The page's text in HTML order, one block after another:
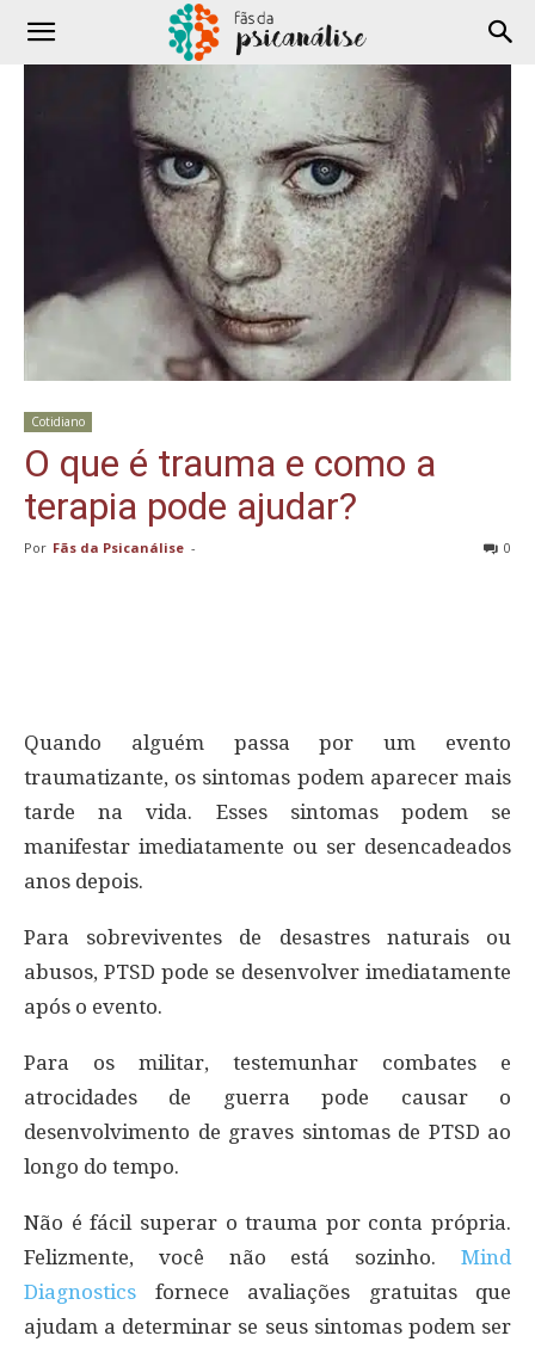
Cotidiano
O que é trauma e como a
terapia pode ajudar?
Por Fãs da Psicanálise - 0
Quando alguém passa por um evento
traumatizante, os sintomas podem aparecer mais
tarde na vida. Esses sintomas podem se
manifestar imediatamente ou ser desencadeados
anos depois.
Para sobreviventes de desastres naturais ou
abusos, PTSD pode se desenvolver imediatamente
após o evento.
Para os militar, testemunhar combates e
atrocidades de guerra pode causar o
desenvolvimento de graves sintomas de PTSD ao
longo do tempo.
Não é fácil superar o trauma por conta própria.
Felizmente, você não está sozinho. Mind
Diagnostics fornece avaliações gratuitas que
ajudam a determinar se seus sintomas podem ser